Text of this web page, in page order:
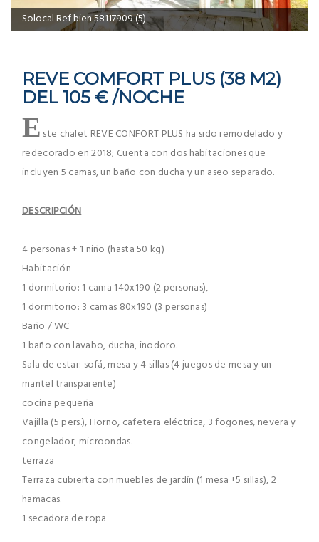
salon Reve confort plus
REVE COMFORT PLUS (38 M2)
DEL 105 € /NOCHE
E ste chalet REVE CONFORT PLUS ha sido remodelado y
redecorado en 2018; Cuenta con dos habitaciones que
incluyen 5 camas, un baño con ducha y un aseo separado.
DESCRIPCIÓN
4 personas + 1 niño (hasta 50 kg)
Habitación
1 dormitorio: 1 cama 140x190 (2 personas),
1 dormitorio: 3 camas 80x190 (3 personas)
Baño / WC
1 baño con lavabo, ducha, inodoro.
Sala de estar: sofá, mesa y 4 sillas (4 juegos de mesa y un
mantel transparente)
cocina pequeña
Vajilla (5 pers.), Horno, cafetera eléctrica, 3 fogones, nevera y
congelador, microondas.
terraza
Terraza cubierta con muebles de jardín (1 mesa +5 sillas), 2
hamacas.
1 secadora de ropa